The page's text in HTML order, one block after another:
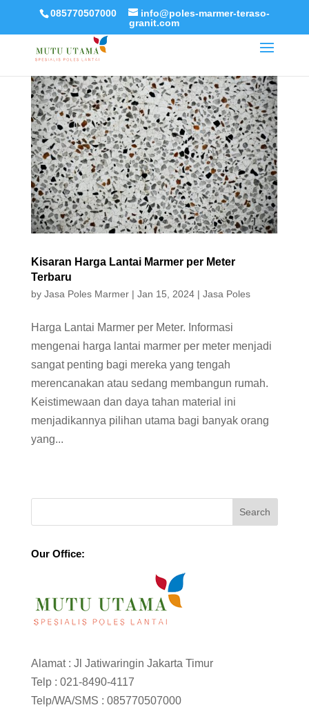
085770507000
info@poles-marmer-teraso-
granit.com
Kisaran Harga Lantai Marmer per Meter
Terbaru
by Jasa Poles Marmer| Jan 15, 2024| Jasa Poles
Harga Lantai Marmer per Meter. Informasi
mengenai harga lantai marmer per meter menjadi
sangat penting bagi mereka yang tengah
merencanakan atau sedang membangun rumah.
Keistimewaan dan daya tahan material ini
menjadikannya pilihan utama bagi banyak orang
yang...
Our Office:
Alamat : Jl Jatiwaringin Jakarta Timur
Telp : 021-8490-4117
Telp/WA/SMS : 085770507000